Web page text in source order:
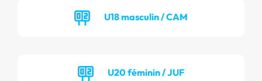
U18 masculin / CAM
U20 féminin / JUF